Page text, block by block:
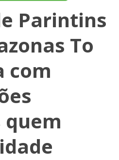
Parintins
To
com